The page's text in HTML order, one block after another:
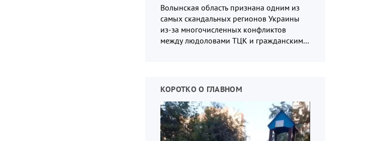
Волынская область признана одним из
самых скандальных регионов Украины
из-за многочисленных конфликтов
между людоловами ТЦК и гражданским
КОРОТКО О ГЛАВНОМ